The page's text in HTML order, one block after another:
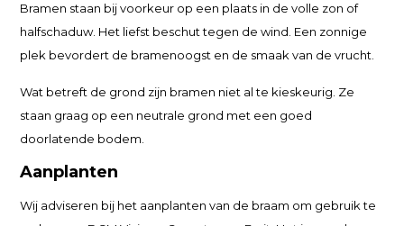
Bramen staan bij voorkeur op een plaats in de volle zon of
halfschaduw. Het liefst beschut tegen de wind. Een zonnige
plek bevordert de bramenoogst en de smaak van de vrucht.
Wat betreft de grond zijn bramen niet al te kieskeurig. Ze
staan graag op een neutrale grond met een goed
doorlatende bodem.
Aanplanten
Wij adviseren bij het aanplanten van de braam om gebruik te